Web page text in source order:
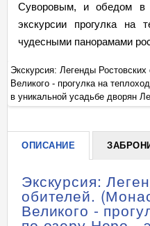
Суворовым, и обедом в
экскурсии прогулка на
чудесными панорамами
Экскурсия: Легенды
Великого - прогулка на
в уникальной усадьбе дворян
ОПИСАНИЕ
Экскурсия:
обителей.
Великого -